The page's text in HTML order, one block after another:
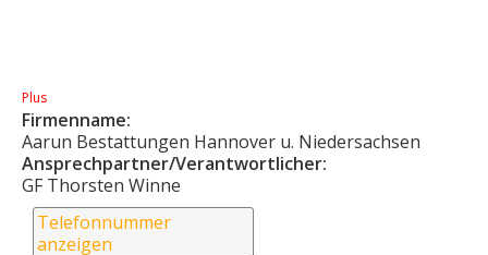
Plus
Firmenname:
Aarun Bestattungen Hannover u. Niedersachsen
Ansprechpartner/Verantwortlicher:
GF Thorsten Winne
Telefonnummer
anzeigen